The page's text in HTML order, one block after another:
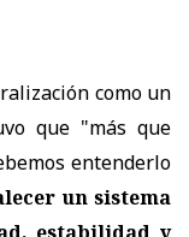
como un
que "más que
entenderlo
un sistema